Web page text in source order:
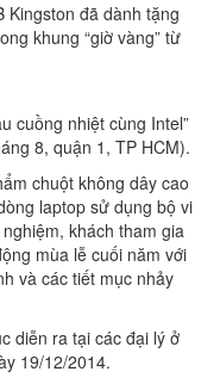
Kingston đã dành tặng
khung “giờ vàng” từ
cuồng nhiệt cùng Intel”
8, quận 1, TP HCM).
chuột không dây cao
laptop sử dụng bộ vi
khách tham gia
mùa lễ cuối năm với
và các tiết mục nhảy
diễn ra tại các đại lý ở
19/12/2014.